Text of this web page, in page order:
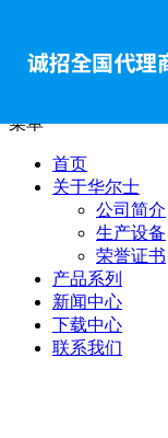
菜单
首页
关于华尔士
公司简介
生产设备
荣誉证书
产品系列
新闻中心
下载中心
联系我们